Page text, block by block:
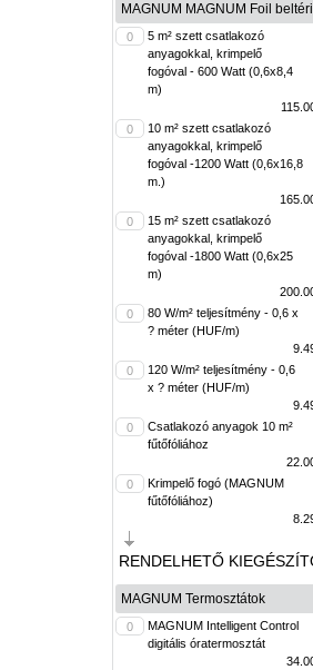
MAGNUM MAGNUM Foil
5 m² szett csatlakozó
anyagokkal, krimpelő
fogóval - 600 Watt (0,6x8,4
m)
10 m² szett csatlakozó
anyagokkal, krimpelő
fogóval -1200 Watt (0,6x16,8
m.)
15 m² szett csatlakozó
anyagokkal, krimpelő
fogóval -1800 Watt (0,6x25
m)
80 W/m² teljesítmény - 0,6 x
? méter (HUF/m)
120 W/m² teljesítmény - 0,6
x ? méter (HUF/m)
Csatlakozó anyagok 10 m²
fűtőfóliához
Krimpelő fogó (MAGNUM
fűtőfóliához)
RENDELHETŐ
MAGNUM Termosztátok
MAGNUM Intelligent Control
digitális óratermosztát